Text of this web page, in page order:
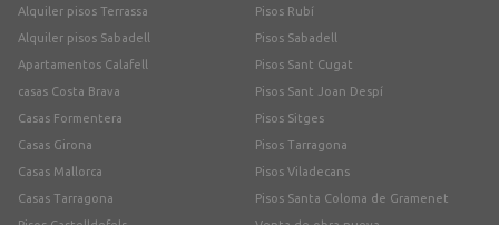
Alquiler pisos Terrassa
Alquiler pisos Sabadell
Apartamentos Calafell
casas Costa Brava
Casas Formentera
Casas Girona
Casas Mallorca
Casas Tarragona
Pisos Rubí
Pisos Sabadell
Pisos Sant Cugat
Pisos Sant Joan Despí
Pisos Sitges
Pisos Tarragona
Pisos Viladecans
Pisos Santa Coloma de Gramenet